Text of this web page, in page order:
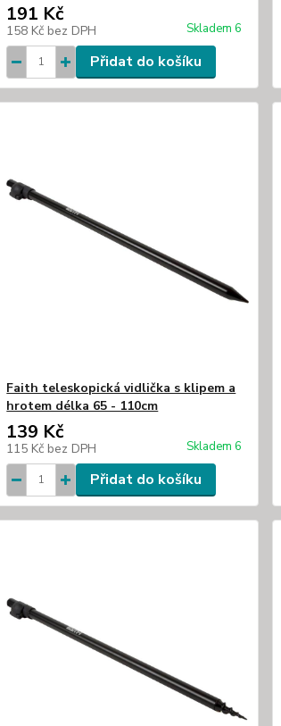
191 Kč
158 Kč bez DPH Skladem 6
Přidat do košíku
Faith teleskopická vidlička s klipem a
hrotem délka 65 - 110cm
139 Kč
115 Kč bez DPH Skladem 6
Přidat do košíku